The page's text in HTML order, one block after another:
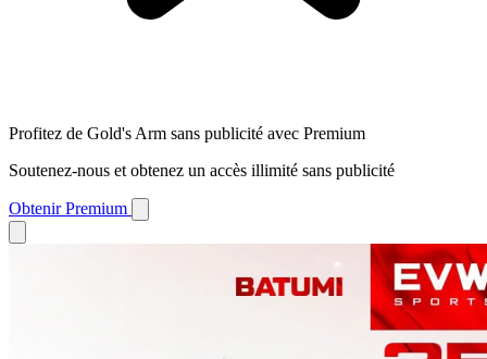
Profitez de Gold's Arm sans publicité avec Premium
Soutenez-nous et obtenez un accès illimité sans publicité
Obtenir Premium